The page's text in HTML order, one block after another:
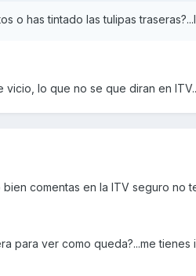
o has tintado las tulipas
lo que no se que diran en
comentas en la ITV seguro no
para ver como queda?...me tienes